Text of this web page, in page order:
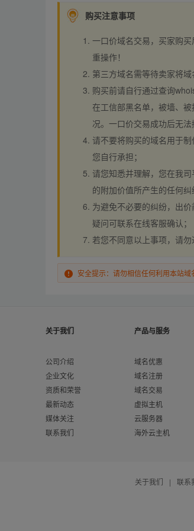
购买注意事项
一口价域名交易，买家购
重操作！
第三方域名需等待卖家将
购买前请自行通过查询
在工信部黑名单，被墙、
况。一口价交易成功后无法
请不要将购买的域名用于
您自行承担；
请您知悉并理解，您在我
的附加价值所产生的任何纠
为避免不必要的纠纷，出
疑问可联系在线客服确认；
若您不同意以上事项，请
安全提示：请勿相信任何利用本站
关于我们
公司介绍
企业文化
资质和荣誉
最新动态
媒体关注
联系我们
产品与服务
域名优惠
域名注册
域名交易
虚拟主机
云服务器
海外云主机
关于我们 | 联系